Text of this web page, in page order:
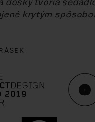
krytým